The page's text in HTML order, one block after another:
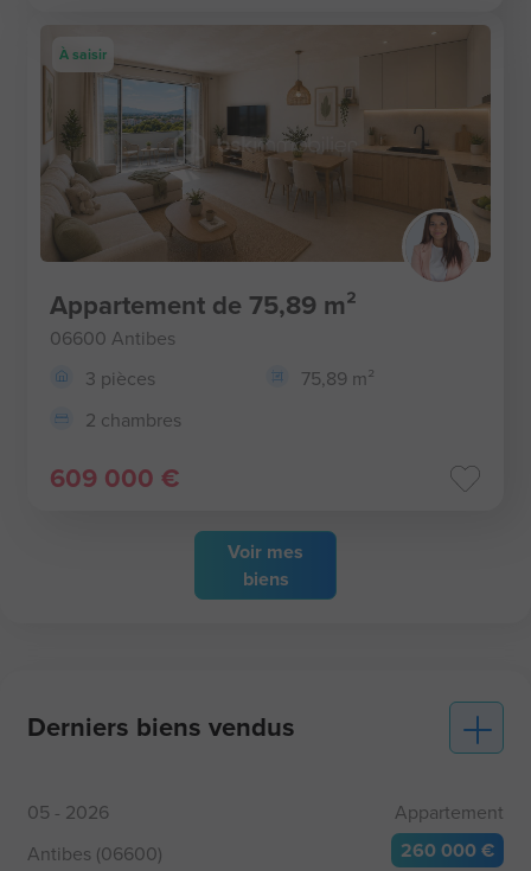
Voir mes
biens
À saisir
Appartement de 75,89 m²
06600 Antibes
3 pièces
75,89 m²
2 chambres
609 000 €
Derniers biens vendus
05 - 2026
Appartement
Antibes (06600)
260 000 €